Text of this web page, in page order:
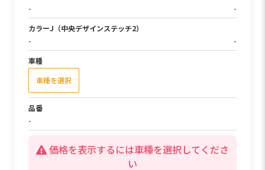
-
-
カラーJ（中央デザインステッチ2）
-
-
車種
車種を選択
品番
-
価格を表示するには車種を選択してくださ
い